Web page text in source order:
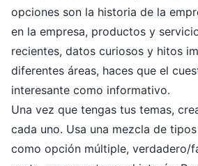
opciones son la historia de la
en la empresa, productos y
recientes, datos curiosos y hitos
diferentes áreas, haces que el
interesante como informativo.
Una vez que tengas tus temas,
cada uno. Usa una mezcla de
como opción múltiple, verdadero/